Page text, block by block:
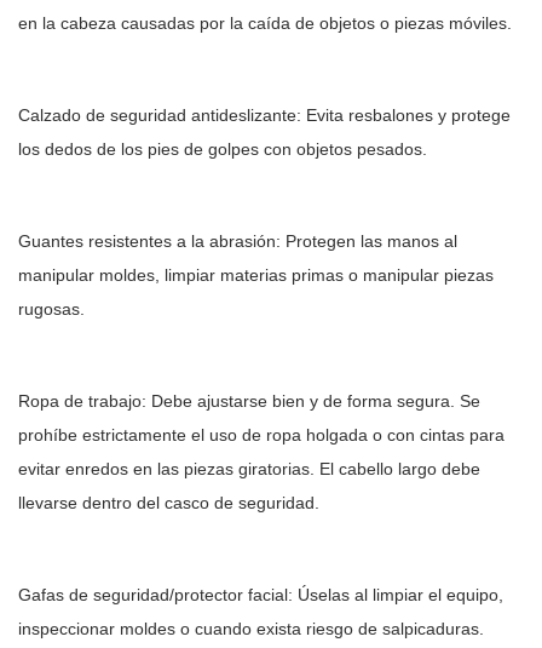
en la cabeza causadas por la caída de objetos o piezas móviles.
Calzado de seguridad antideslizante: Evita resbalones y protege
los dedos de los pies de golpes con objetos pesados.
Guantes resistentes a la abrasión: Protegen las manos al
manipular moldes, limpiar materias primas o manipular piezas
rugosas.
Ropa de trabajo: Debe ajustarse bien y de forma segura. Se
prohíbe estrictamente el uso de ropa holgada o con cintas para
evitar enredos en las piezas giratorias. El cabello largo debe
llevarse dentro del casco de seguridad.
Gafas de seguridad/protector facial: Úselas al limpiar el equipo,
inspeccionar moldes o cuando exista riesgo de salpicaduras.